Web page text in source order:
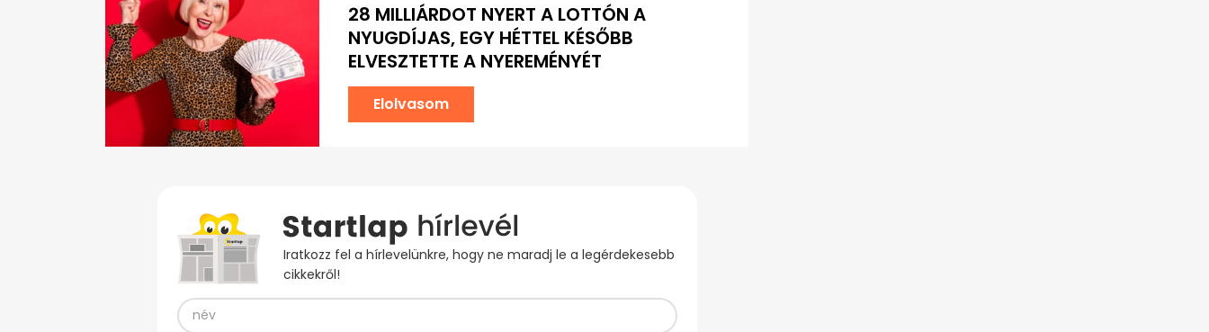
28 MILLIÁRDOT NYERT A LOTTÓN A
NYUGDÍJAS, EGY HÉTTEL KÉSŐBB
ELVESZTETTE A NYEREMÉNYÉT
Elolvasom
Iratkozz fel a hírlevelünkre, hogy ne maradj le a legérdekesebb
cikkekről!